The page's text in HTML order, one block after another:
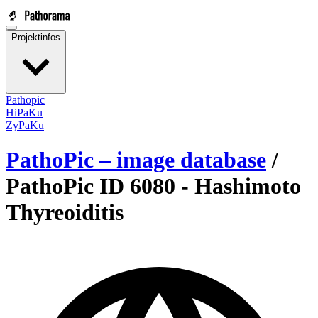
Projektinfos
Pathopic
HiPaKu
ZyPaKu
PathoPic – image database /
PathoPic ID 6080 - Hashimoto
Thyreoiditis